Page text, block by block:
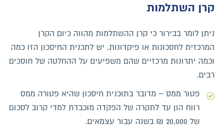
קרן השתלמות
ניתן לומר בבירור כי קרן ההשתלמות מהווה כיום הקרן
המרכזית לחסכונות או פיקדונות. יש לתכנית החיסכון הזו כמה
וכמה יתרונות מרכזיים שהם משפיעים על ההחלטה של חוסכים
רבים.
פטור ממס – מדובר בתוכנית חיסכון שהיא פטורה ממס
רווח הון עד לתקרה של הפקדה מוכבדת למדי קרוב לסכום
של 20,000 ₪ בשנה עבור עצמאים.